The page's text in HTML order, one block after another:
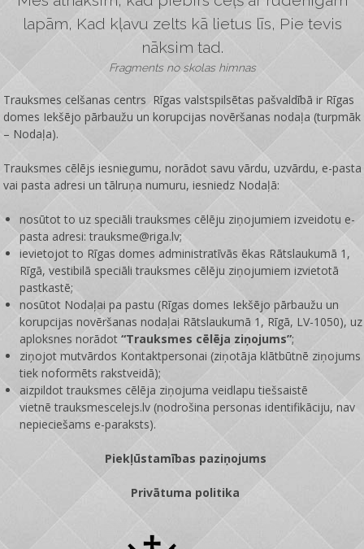
lapām, Kad kļavu zelts kā lietus līs, Pie tevis
nāksim tad.
Fragments no skolas himnas
Trauksmes celšanas centrs Rīgas valstspilsētas pašvaldībā ir Rīgas
domes Iekšējo pārbaužu un korupcijas novēršanas nodaļa (turpmāk
– Nodaļa).
Trauksmes cēlējs iesniegumu, norādot savu vārdu, uzvārdu, e-pasta
vai pasta adresi un tālruņa numuru, iesniedz Nodaļā:
nosūtot to uz speciāli trauksmes cēlēju ziņojumiem izveidotu e-
pasta adresi: trauksme@riga.lv;
ievietojot to Rīgas domes administratīvās ēkas Rātslaukumā 1,
Rīgā, vestibilā speciāli trauksmes cēlēju ziņojumiem izvietotā
pastkastē;
nosūtot Nodaļai pa pastu (Rīgas domes Iekšējo pārbaužu un
korupcijas novēršanas nodaļai Rātslaukumā 1, Rīgā, LV-1050), uz
aploksnes norādot“Trauksmes cēlēja ziņojums”;
ziņojot mutvārdos Kontaktpersonai (ziņotāja klātbūtnē ziņojums
tiek noformēts rakstveidā);
aizpildot trauksmes cēlēja ziņojuma veidlapu tiešsaistē
vietnētrauksmescelejs.lv (nodrošina personas identifikāciju, nav
nepieciešams e-paraksts).
Piekļūstamības paziņojums
Privātuma politika